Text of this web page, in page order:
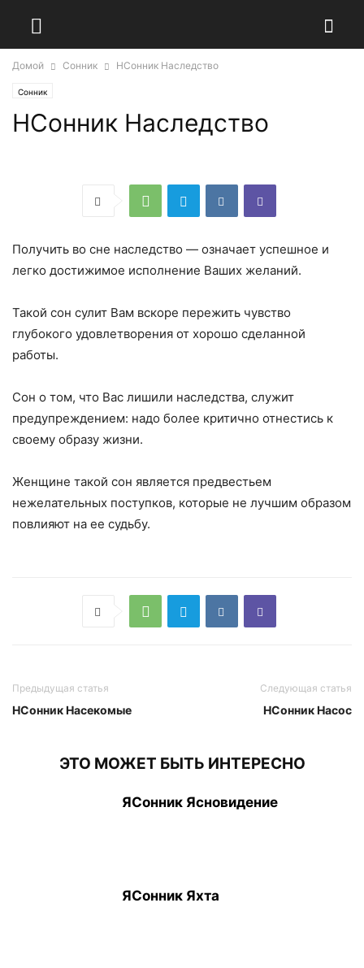
Домой Сонник НСонник Наследство
Сонник
НСонник Наследство
Получить во сне наследство — означает успешное и
легко достижимое исполнение Ваших желаний.
Такой сон сулит Вам вскоре пережить чувство
глубокого удовлетворения от хорошо сделанной
работы.
Сон о том, что Вас лишили наследства, служит
предупреждением: надо более критично отнестись к
своему образу жизни.
Женщине такой сон является предвестьем
нежелательных поступков, которые не лучшим образом
повлияют на ее судьбу.
Предыдущая статья
НСонник Насекомые
Следующая статья
НСонник Насос
ЭТО МОЖЕТ БЫТЬ ИНТЕРЕСНО
ЯСонник Ясновидение
ЯСонник Яхта